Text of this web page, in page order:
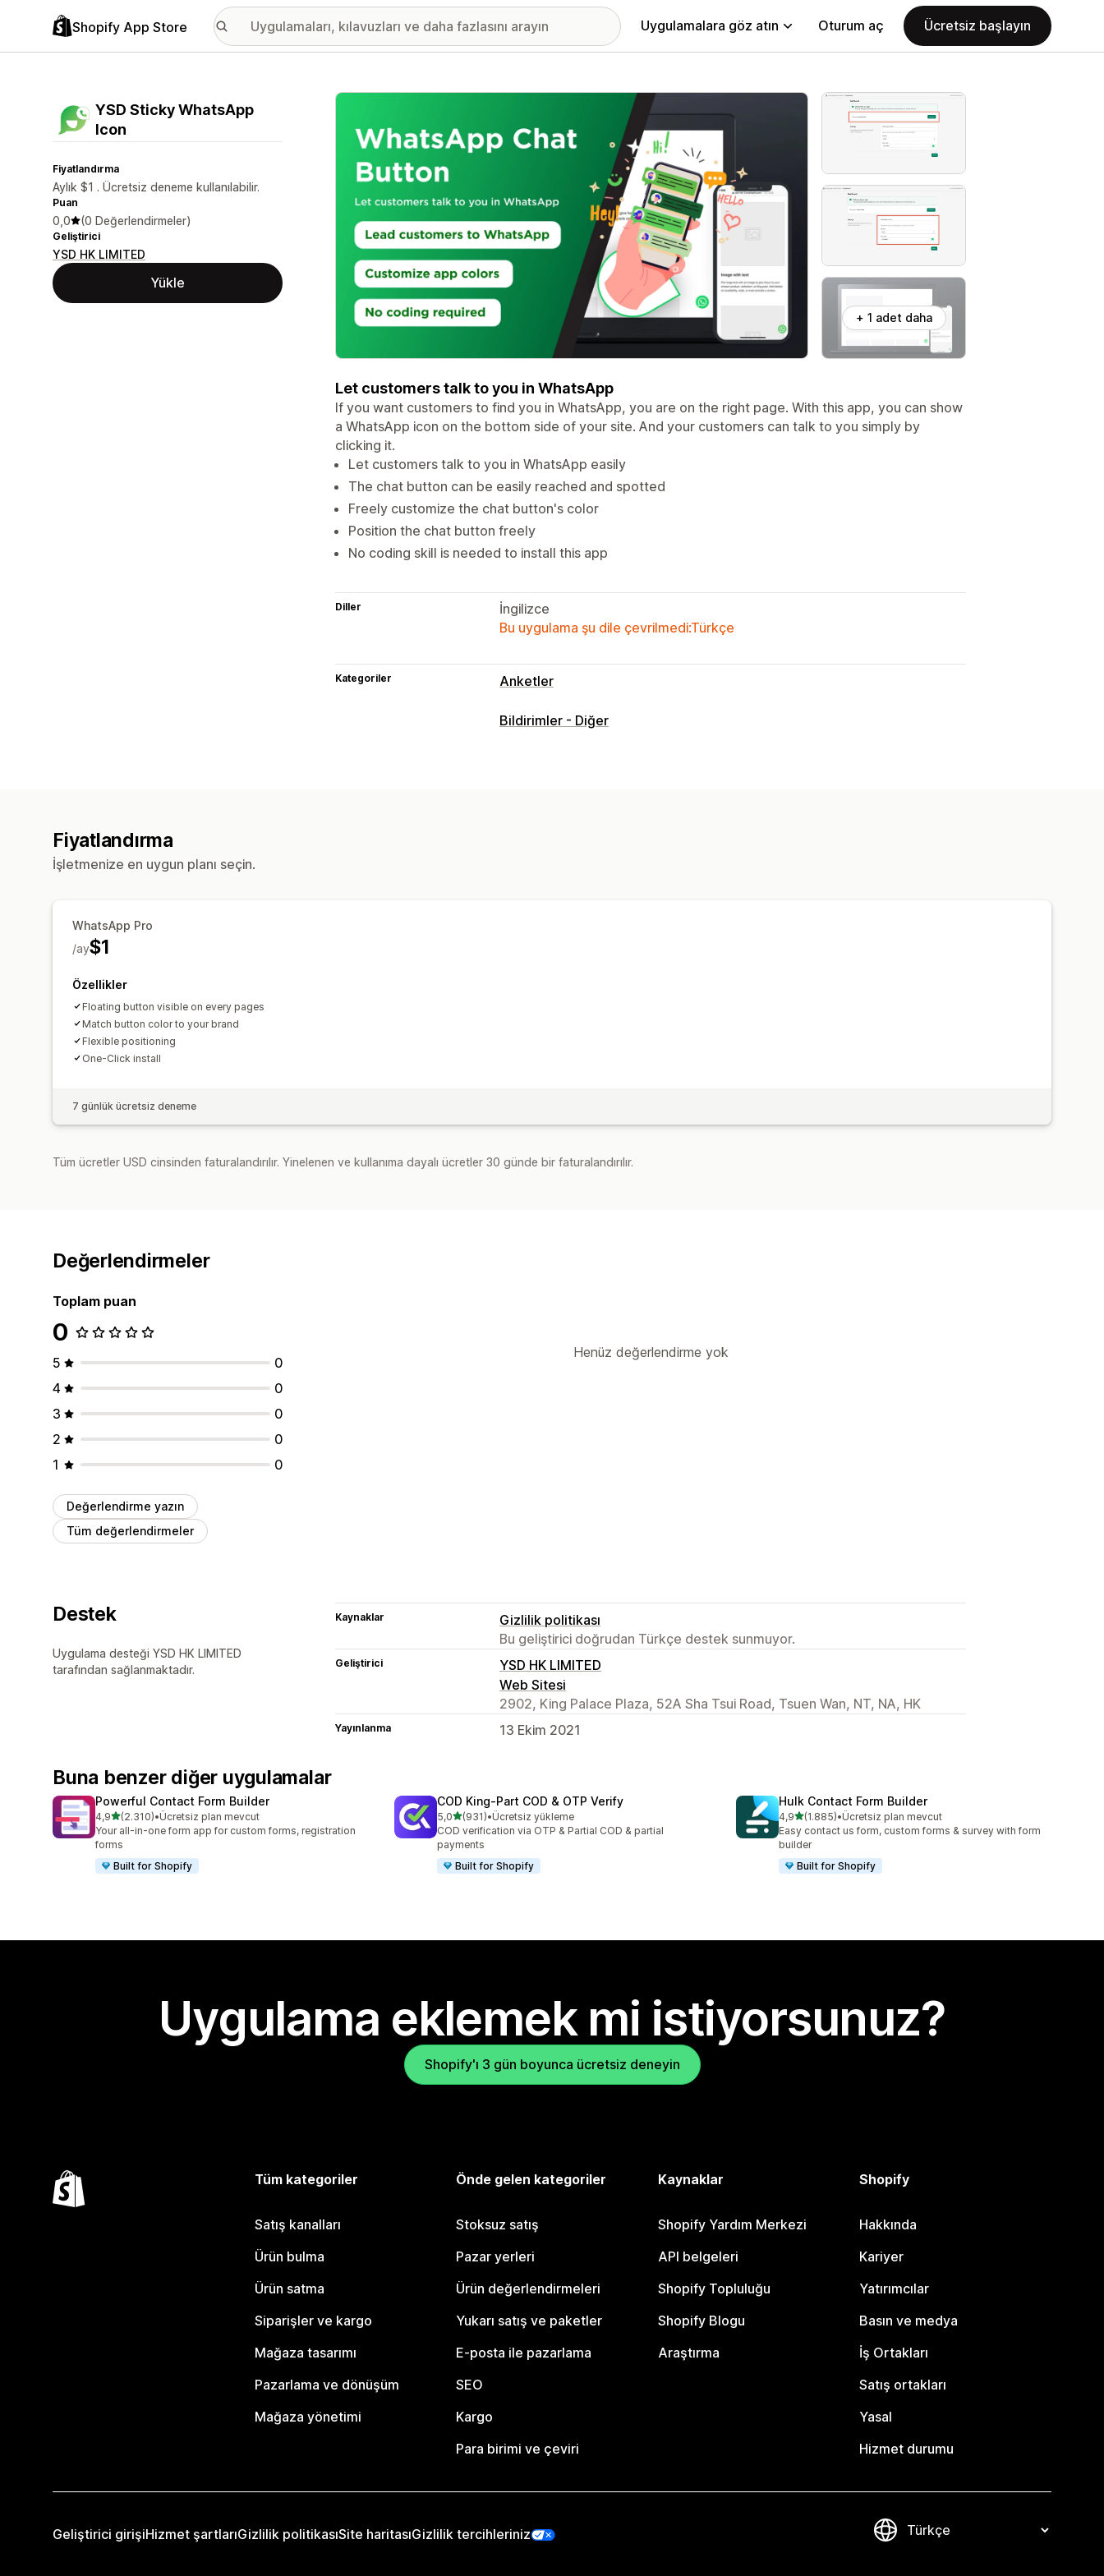
Shopify App Store Uygulamalara göz atın Oturum aç Ücretsiz başlayın
YSD Sticky WhatsApp
Icon
Fiyatlandırma
Aylık $1 . Ücretsiz deneme kullanılabilir.
Puan
0,0 (0 Değerlendirmeler)
Geliştirici
YSD HK LIMITED
Yükle
Öne çıkan görsel galerisi
+ 1 adet daha
Let customers talk to you in WhatsApp
If you want customers to find you in WhatsApp, you are on the right page. With this app, you can show
a WhatsApp icon on the bottom side of your site. And your customers can talk to you simply by
clicking it.
Let customers talk to you in WhatsApp easily
The chat button can be easily reached and spotted
Freely customize the chat button's color
Position the chat button freely
No coding skill is needed to install this app
Diller
İngilizce
Bu uygulama şu dile çevrilmedi:Türkçe
Kategoriler Anketler
Bildirimler - Diğer
Fiyatlandırma
İşletmenize en uygun planı seçin.
WhatsApp Pro
$1
/ay
Özellikler
Floating button visible on every pages
Match button color to your brand
Flexible positioning
One-Click install
7 günlük ücretsiz deneme
Tüm ücretler USD cinsinden faturalandırılır. Yinelenen ve kullanıma dayalı ücretler 30 günde bir faturalandırılır.
Değerlendirmeler
Toplam puan
0
5
0
4
0
3
0
2
0
1
0
Değerlendirme yazın
Tüm değerlendirmeler
Henüz değerlendirme yok
Destek
Uygulama desteği YSD HK LIMITED
tarafından sağlanmaktadır.
Kaynaklar
Gizlilik politikası
Bu geliştirici doğrudan Türkçe destek sunmuyor.
Geliştirici
YSD HK LIMITED
Web Sitesi
2902, King Palace Plaza, 52A Sha Tsui Road, Tsuen Wan, NT, NA, HK
Yayınlanma 13 Ekim 2021
Buna benzer diğer uygulamalar
Powerful Contact Form Builder
4,95 yıldız üzerinden
(2.310)
toplam 2310 değerlendirme
•Ücretsiz plan mevcut
Your all-in-one form app for custom forms, registration
forms
Built for Shopify
COD King‑Part COD & OTP Verify
5,05 yıldız üzerinden
(931)
toplam 931 değerlendirme
•Ücretsiz yükleme
COD verification via OTP & Partial COD & partial
payments
Built for Shopify
Hulk Contact Form Builder
4,95 yıldız üzerinden
(1.885)
toplam 1885 değerlendirme
•Ücretsiz plan mevcut
Easy contact us form, custom forms & survey with form
builder
Built for Shopify
Uygulama eklemek mi istiyorsunuz?
Shopify'ı 3 gün boyunca ücretsiz deneyin
Tüm kategoriler
Satış kanalları
Ürün bulma
Ürün satma
Siparişler ve kargo
Mağaza tasarımı
Pazarlama ve dönüşüm
Mağaza yönetimi
Önde gelen kategoriler
Stoksuz satış
Pazar yerleri
Ürün değerlendirmeleri
Yukarı satış ve paketler
E-posta ile pazarlama
SEO
Kargo
Para birimi ve çeviri
Kaynaklar
Shopify Yardım Merkezi
API belgeleri
Shopify Topluluğu
Shopify Blogu
Araştırma
Shopify
Hakkında
Kariyer
Yatırımcılar
Basın ve medya
İş Ortakları
Satış ortakları
Yasal
Hizmet durumu
Geliştirici girişiHizmet şartlarıGizlilik politikasıSite haritasıGizlilik tercihleriniz